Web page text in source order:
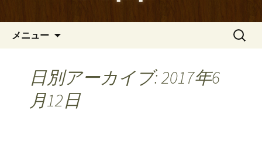
メニュー
検
日別アーカイブ: 2017年6
月12日